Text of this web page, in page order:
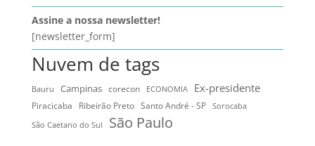
Assine a nossa newsletter!
[newsletter_form]
Nuvem de tags
Bauru Campinas corecon ECONOMIA Ex-presidente
Piracicaba Ribeirão Preto Santo André - SP
Sorocaba
São Caetano do Sul
São Paulo